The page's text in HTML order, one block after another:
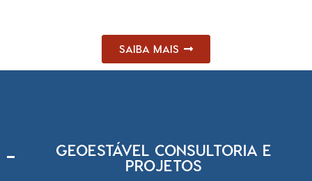
SAIBA MAIS
GEOESTÁVEL CONSULTORIA E
PROJETOS